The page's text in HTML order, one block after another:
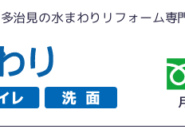
治見の水まわりリフォーム専